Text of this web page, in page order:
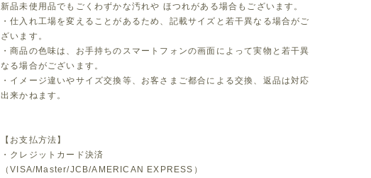
新品未使用品でもごくわずかな汚れや ほつれがある場合もございます。
・仕入れ工場を変えることがあるため、記載サイズと若干異なる場合がご
ざいます。
・商品の色味は、お手持ちのスマートフォンの画面によって実物と若干異
なる場合がございます。
・イメージ違いやサイズ交換等、お客さまご都合による交換、返品は対応
出来かねます。
【お支払方法】
・クレジットカード決済
（VISA/Master/JCB/AMERICAN EXPRESS）